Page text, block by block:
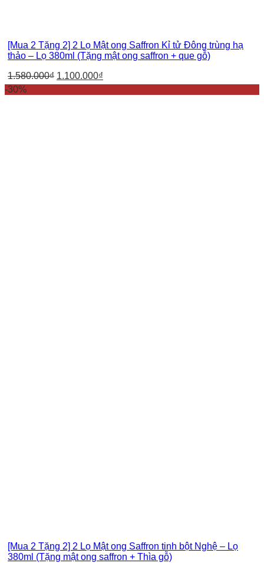
[Mua 2 Tặng 2] 2 Lọ Mật ong Saffron Kỉ tử Đông trùng hạ
thảo – Lọ 380ml (Tặng mật ong saffron + que gỗ)
1.580.000₫ 1.100.000₫
-30%
[Mua 2 Tặng 2] 2 Lọ Mật ong Saffron tinh bột Nghệ – Lọ
380ml (Tặng mật ong saffron + Thìa gỗ)